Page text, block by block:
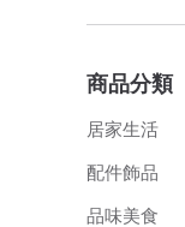
商品分類
居家生活
配件飾品
品味美食